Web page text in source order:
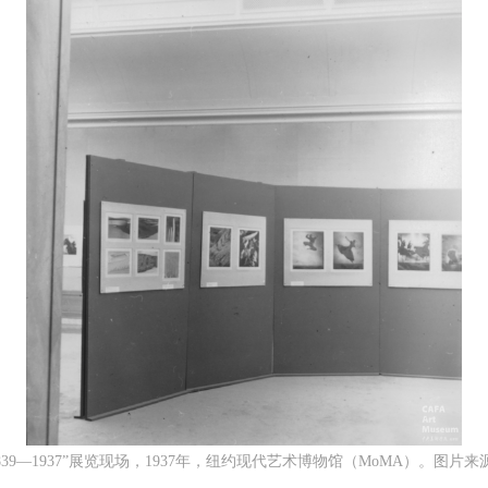
展览现场，1937年，纽约现代艺术博物馆（MoMA）。图片来